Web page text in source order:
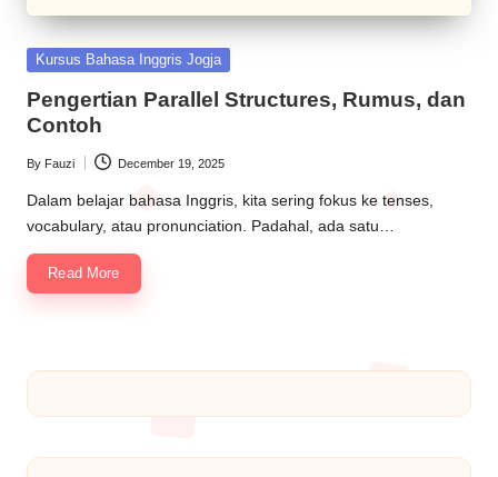
Kursus Bahasa Inggris Jogja
Pengertian Parallel Structures, Rumus, dan
Contoh
By Fauzi December 19, 2025
Dalam belajar bahasa Inggris, kita sering fokus ke tenses,
vocabulary, atau pronunciation. Padahal, ada satu…
Read More